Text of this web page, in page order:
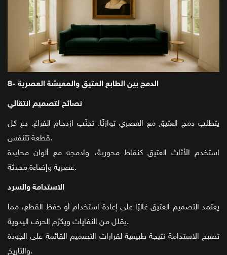
8- الدمج بين الطابع العتيق والمعيشة العصرية
نصائح لتصميم انتقالي
يتطلب دمج العتيق مع العصري توازنًا. تجنّب ازدحام الفراغ. دع كل
قطعة تتنفس.
استخدم الأثاث العتيق كنقاط محورية، وادمجه مع ألوان محايدة
عصرية وإضاءة محدثة.
الاستدامة والسرد
يعتمد التصميم العتيق غالبًا على إعادة استخدام أو حفظ القطع، مما
يقلل من النفايات ويكرّم الحرف اليدوية.
تصبح الاستدامة نتيجة طبيعية لقرارات التصميم القائمة على الجودة
والتاريخ.